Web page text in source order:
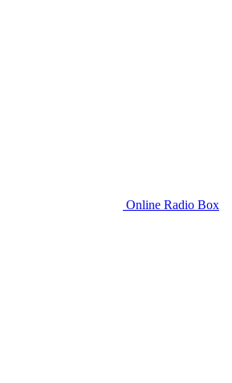
Online Radio Box